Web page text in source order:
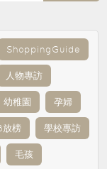
ShoppingGuide
人物專訪
幼稚園 孕婦
放榜 學校專訪
毛孩